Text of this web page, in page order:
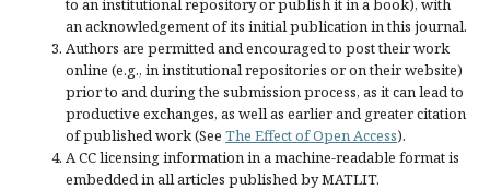
to an institutional repository or publish it in a book), with
an acknowledgement of its initial publication in this journal.
Authors are permitted and encouraged to post their work
online (e.g., in institutional repositories or on their website)
prior to and during the submission process, as it can lead to
productive exchanges, as well as earlier and greater citation
of published work (See The Effect of Open Access).
A CC licensing information in a machine-readable format is
embedded in all articles published by MATLIT.